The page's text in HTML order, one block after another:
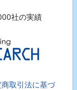
社の実績
取引法に基づ